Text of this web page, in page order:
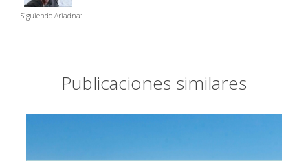
Siguiendo Ariadna:
Publicaciones similares